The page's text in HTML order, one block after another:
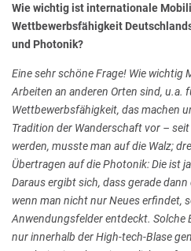
Wie wichtig ist internationale
Wettbewerbsfähigkeit
und Photonik?
Eine sehr schöne Frage! Wie wichtig
Arbeiten an anderen Orten sind, u.a.
Wettbewerbsfähigkeit, das machen
Tradition der Wanderschaft vor –
werden, musste man auf die Walz;
Übertragen auf die Photonik: Die ist
Daraus ergibt sich, dass gerade
wenn man nicht nur Neues erfindet,
Anwendungsfelder entdeckt. Solche
nur innerhalb der High-tech-Blase